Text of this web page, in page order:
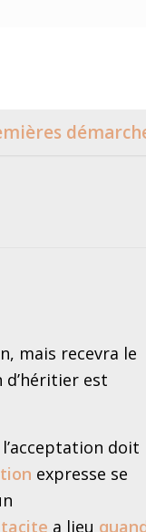
mais recevra le
est
doit
expresse se
tacite a lieu